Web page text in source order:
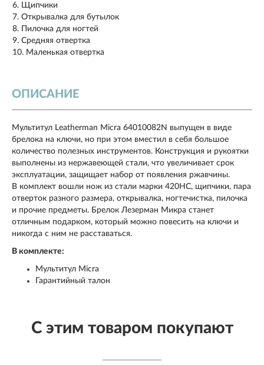
Щипчики
Открывалка для бутылок
Пилочка для ногтей
Средняя отвертка
Маленькая отвертка
ОПИСАНИЕ
Мультитул Leatherman Micra 64010082N выпущен в виде
брелока на ключи, но при этом вместил в себя большое
количество полезных инструментов. Конструкция и рукоятки
выполнены из нержавеющей стали, что увеличивает срок
эксплуатации, защищает набор от появления ржавчины.
В комплект вошли нож из стали марки 420HC, щипчики, пара
отверток разного размера, открывалка, ногтечистка, пилочка
и прочие предметы. Брелок Лезерман Микра станет
отличным подарком, который можно повесить на ключи и
никогда с ним не расставаться.
В комплекте:
Мультитул Мicra
Гарантийный талон
С этим товаром покупают